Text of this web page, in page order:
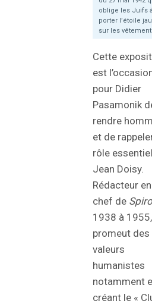
oblige les Juifs à
porter l’étoile
sur les
Cette
est
pour Didier
Pasamonik
rendre
et de
rôle
Jean Doisy.
Rédacteur en
chef de
1938 à
promeut des
valeurs
humanistes
notamment
créant le «